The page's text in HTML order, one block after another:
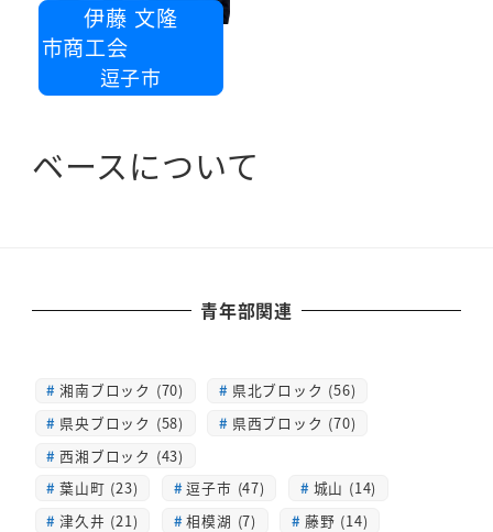
伊藤 文隆
子市商工会
逗子市
ベースについて
青年部関連
湘南ブロック (70)
県北ブロック (56)
県央ブロック (58)
県西ブロック (70)
西湘ブロック (43)
葉山町 (23)
逗子市 (47)
城山 (14)
津久井 (21)
相模湖 (7)
藤野 (14)